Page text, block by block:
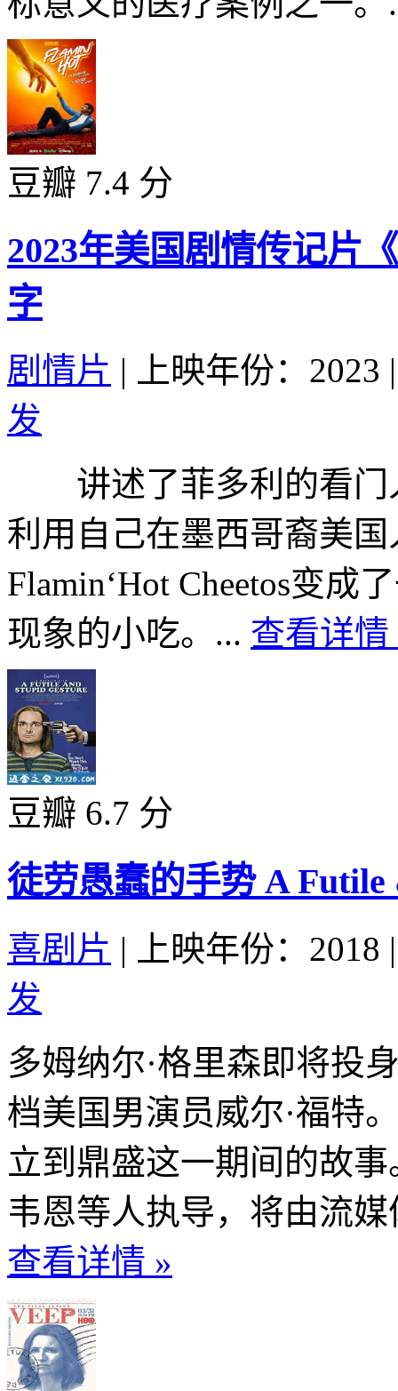
豆瓣 7.4 分
2023年美国剧情传记片
字
剧情片 | 上映年份：2023 |
发
讲述了菲多利的看门
利用自己在墨西哥裔美
Flamin‘Hot Cheetos变成
现象的小吃。... 查看详情
豆瓣 6.7 分
徒劳愚蠢的手势 A Futile
喜剧片 | 上映年份：2018 |
发
多姆纳尔·格里森即将投
档美国男演员威尔·福特
立到鼎盛这一期间的故
韦恩等人执导，将由流
查看详情 »